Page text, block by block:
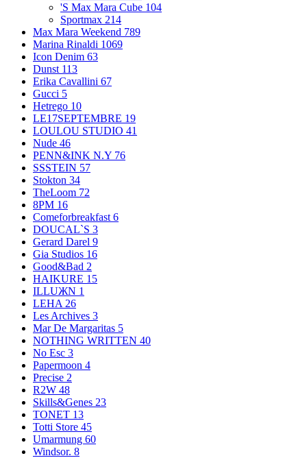
'S Max Mara Cube 104
Sportmax 214
Max Mara Weekend 789
Marina Rinaldi 1069
Icon Denim 63
Dunst 113
Erika Cavallini 67
Gucci 5
Hetrego 10
LE17SEPTEMBRE 19
LOULOU STUDIO 41
Nude 46
PENN&INK N.Y 76
SSSTEIN 57
Stokton 34
TheLoom 72
8PM 16
Comeforbreakfast 6
DOUCAL`S 3
Gerard Darel 9
Gia Studios 16
Good&Bad 2
HAIKURE 15
ILLUЖN 1
LEHA 26
Les Archives 3
Mar De Margaritas 5
NOTHING WRITTEN 40
No Esc 3
Papermoon 4
Precise 2
R2W 48
Skills&Genes 23
TONET 13
Totti Store 45
Umarmung 60
Windsor. 8